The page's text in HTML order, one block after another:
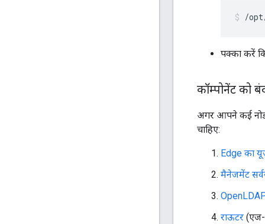
/
पक्का करें
कॉम्पोनेंट को
अगर आपने कई नोड
चाहिए:
Edge का
मैनेजमेंट
राऊटर (एज-